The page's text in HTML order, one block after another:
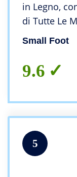
in Legno,
di Tutte Le
Small Foot
9.6
5